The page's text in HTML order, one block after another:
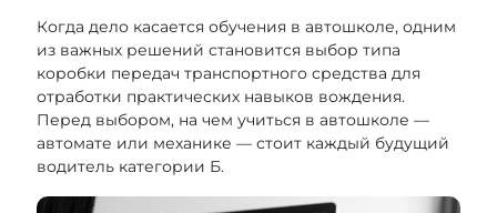
Когда дело касается обучения в автошколе, одним
из важных решений становится выбор типа
коробки передач транспортного средства для
отработки практических навыков вождения.
Перед выбором, на чем учиться в автошколе —
автомате или механике — стоит каждый будущий
водитель категории Б.